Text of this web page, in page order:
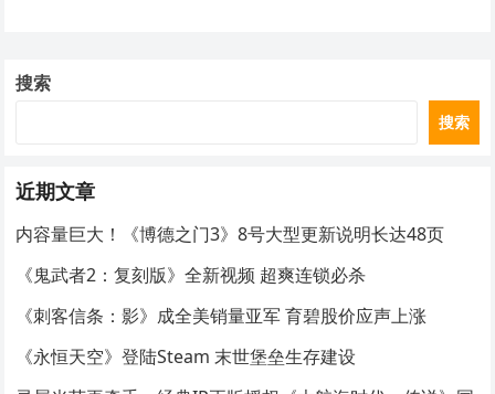
搜索
搜索
近期文章
内容量巨大！《博德之门3》8号大型更新说明长达48页
《鬼武者2：复刻版》全新视频 超爽连锁必杀
《刺客信条：影》成全美销量亚军 育碧股价应声上涨
《永恒天空》登陆Steam 末世堡垒生存建设